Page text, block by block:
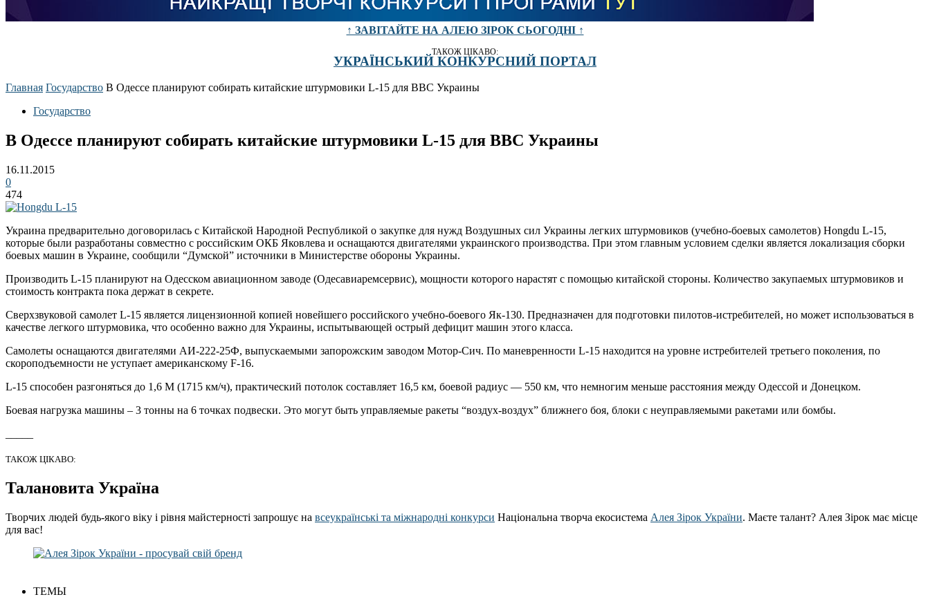
↑ ЗАВІТАЙТЕ НА АЛЕЮ ЗІРОК СЬОГОДНІ ↑
ТАКОЖ ЦІКАВО:
УКРАЇНСЬКИЙ КОНКУРСНИЙ ПОРТАЛ
Главная Государство В Одессе планируют собирать китайские штурмовики L-15 для ВВС Украины
Государство
В Одессе планируют собирать китайские штурмовики L-15 для ВВС Украины
16.11.2015
0
474
Украина предварительно договорилась с Китайской Народной Республикой о закупке для нужд Воздушных сил Украины легких штурмовиков (учебно-боевых самолетов) Hongdu L-15,
которые были разработаны совместно с российским ОКБ Яковлева и оснащаются двигателями украинского производства. При этом главным условием сделки является локализация сборки
боевых машин в Украине, сообщили “Думской” источники в Министерстве обороны Украины.
Производить L-15 планируют на Одесском авиационном заводе (Одесавиаремсервис), мощности которого нарастят с помощью китайской стороны. Количество закупаемых штурмовиков и
стоимость контракта пока держат в секрете.
Сверхзвуковой самолет L-15 является лицензионной копией новейшего российского учебно-боевого Як-130. Предназначен для подготовки пилотов-истребителей, но может использоваться в
качестве легкого штурмовика, что особенно важно для Украины, испытывающей острый дефицит машин этого класса.
Самолеты оснащаются двигателями АИ-222-25Ф, выпускаемыми запорожским заводом Мотор-Сич. По маневренности L-15 находится на уровне истребителей третьего поколения, по
скороподъемности не уступает американскому F-16.
L-15 способен разгоняться до 1,6 М (1715 км/ч), практический потолок составляет 16,5 км, боевой радиус — 550 км, что немногим меньше расстояния между Одессой и Донецком.
Боевая нагрузка машины – 3 тонны на 6 точках подвески. Это могут быть управляемые ракеты “воздух-воздух” ближнего боя, блоки с неуправляемыми ракетами или бомбы.
ТАКОЖ ЦІКАВО:
Талановита Україна
Творчих людей будь-якого віку і рівня майстерності запрошує на всеукраїнські та міжнародні конкурси Національна творча екосистема Алея Зірок України. Маєте талант? Алея Зірок має місце
для вас!
ТЕМЫ